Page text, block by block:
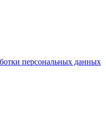
персональных данных